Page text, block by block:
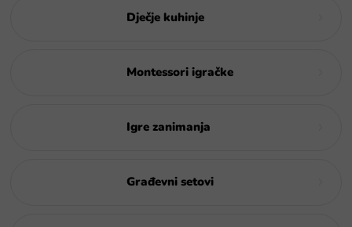
Dječje kuhinje
Montessori igračke
Igre zanimanja
Građevni setovi